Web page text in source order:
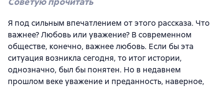
Я под сильным впечатлением от этого рассказа. Что
важнее? Любовь или уважение? В современном
обществе, конечно, важнее любовь. Если бы эта
ситуация возникла сегодня, то итог истории,
однозначно, был бы понятен. Но в недавнем
прошлом веке уважение и преданность, наверное,